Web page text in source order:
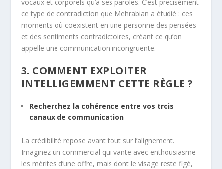
vocaux et corporels qu’à ses paroles. C’est précisément
ce type de contradiction que Mehrabian a étudié : ces
moments où coexistent en une personne des pensées
et des sentiments contradictoires, créant ce qu’on
appelle une communication incongruente.
3. COMMENT EXPLOITER
INTELLIGEMMENT CETTE RÈGLE ?
Recherchez la cohérence entre vos trois
canaux de communication
La crédibilité repose avant tout sur l’alignement.
Imaginez un commercial qui vante avec enthousiasme
les mérites d’une offre, mais dont le visage reste figé,